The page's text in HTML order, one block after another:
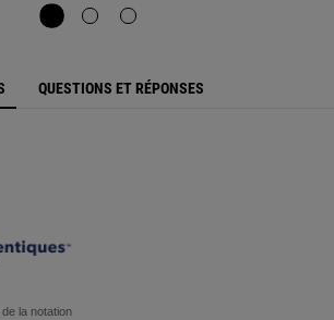
QUESTIONS ET RÉPONSES